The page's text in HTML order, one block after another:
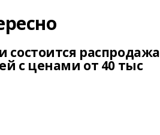
состоится распродажа
с ценами от 40 тыс